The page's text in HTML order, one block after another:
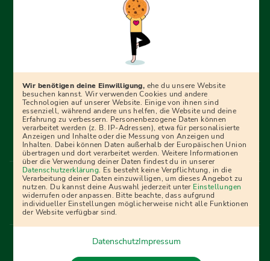
Erfolgreich bewerben mit Ausbildungspark: Wir
begleiten dich Schritt für Schritt bei deinem Start in den
Ratgebern und Prüfungspaketen, interaktiven
Videokursen und vielem mehr. Für alle, die was werden
wollen!
Menü Fußleiste
Impressum Bildquellen Presse
Mediadaten
Partner
AGB Datenschutz
Widerrufsbelehrung
Bestellung
Affiliate Partner Cookies
Vertrag widerrufen
Wir benötigen deine Einwilligung, ehe du unsere Website
besuchen kannst. Wir verwenden Cookies und andere
Technologien auf unserer Website. Einige von ihnen sind
essenziell, während andere uns helfen, die Website und deine
Erfahrung zu verbessern. Personenbezogene Daten können
verarbeitet werden (z. B. IP-Adressen), etwa für personalisierte
Anzeigen und Inhalte oder die Messung von Anzeigen und
Inhalten. Dabei können Daten außerhalb der Europäischen Union
übertragen und dort verarbeitet werden. Weitere Informationen
über die Verwendung deiner Daten findest du in unserer
Datenschutzerklärung. Es besteht keine Verpflichtung, in die
Verarbeitung deiner Daten einzuwilligen, um dieses Angebot zu
nutzen. Du kannst deine Auswahl jederzeit unter Einstellungen
widerrufen oder anpassen. Bitte beachte, dass aufgrund
individueller Einstellungen möglicherweise nicht alle Funktionen
der Website verfügbar sind.
DatenschutzImpressum